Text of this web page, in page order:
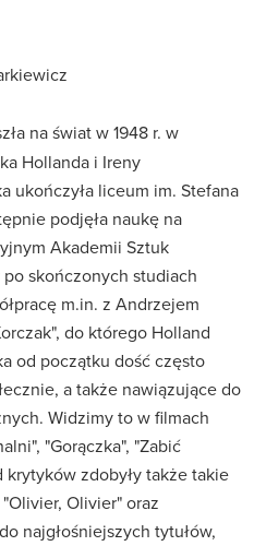
na świat w 1948 r. w
Hollanda i Ireny
ukończyła liceum im. Stefana
podjęła naukę na
Akademii Sztuk
skończonych studiach
m.in. z Andrzejem
do którego Holland
od początku dość często
a także nawiązujące do
Widzimy to w filmach
"Gorączka", "Zabić
zdobyły także takie
Olivier" oraz
najgłośniejszych tytułów,